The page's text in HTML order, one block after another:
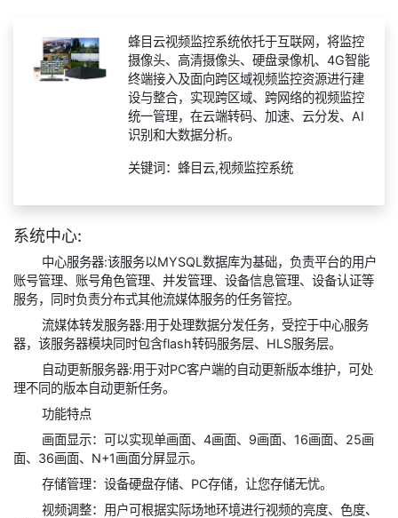
蜂目云视频监控系统依托于互联网，将监控
摄像头、高清摄像头、硬盘录像机、4G智能
终端接入及面向跨区域视频监控资源进行建
设与整合，实现跨区域、跨网络的视频监控
统一管理，在云端转码、加速、云分发、AI
识别和大数据分析。
关键词：蜂目云,视频监控系统
系统中心:
中心服务器:该服务以MYSQL数据库为基础，负责平台的用户
账号管理、账号角色管理、并发管理、设备信息管理、设备认证等
服务，同时负责分布式其他流媒体服务的任务管控。
流媒体转发服务器:用于处理数据分发任务，受控于中心服务
器，该服务器模块同时包含flash转码服务层、HLS服务层。
自动更新服务器:用于对PC客户端的自动更新版本维护，可处
理不同的版本自动更新任务。
功能特点
画面显示：可以实现单画面、4画面、9画面、16画面、25画
面、36画面、N+1画面分屏显示。
存储管理：设备硬盘存储、PC存储，让您存储无忧。
视频调整：用户可根据实际场地环境进行视频的亮度、色度、